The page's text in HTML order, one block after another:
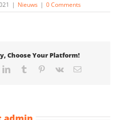
| Nieuws | 0 Comments
Choose Your Platform!
LinkedInTumblr Pinterest
Vk Email